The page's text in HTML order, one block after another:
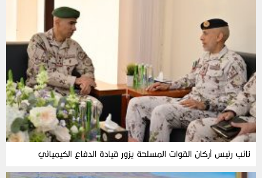
نائب رئيس أركان القوات المسلحة يزور قيادة الدفاع الكيميائي